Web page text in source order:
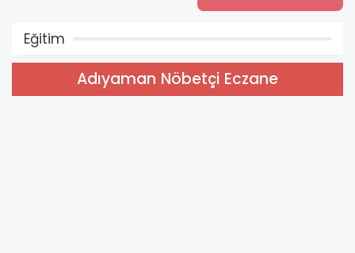
Eğitim
Adıyaman Nöbetçi Eczane